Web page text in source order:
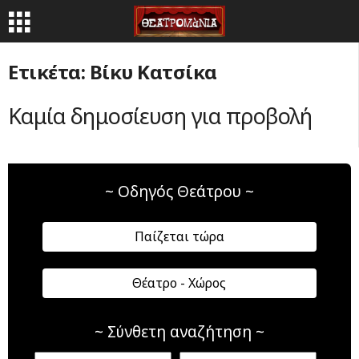
Ετικέτα: Βίκυ Κατσίκα
Καμία δημοσίευση για προβολή
~ Οδηγός Θεάτρου ~
Παίζεται τώρα
Θέατρο - Χώρος
~ Σύνθετη αναζήτηση ~